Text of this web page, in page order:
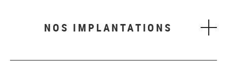
NOS IMPLANTATIONS